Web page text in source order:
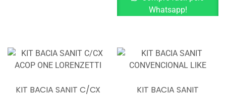
Whatsapp!
KIT BACIA SANIT C/CX
KIT BACIA SANIT